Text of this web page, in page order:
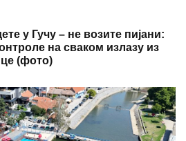
у Гучу – не возите пијани:
на сваком излазу из
(фото)